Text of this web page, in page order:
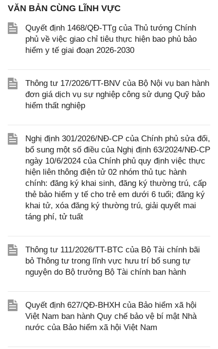
VĂN BẢN CÙNG LĨNH VỰC
Quyết định 1468/QĐ-TTg của Thủ tướng Chính
phủ về việc giao chỉ tiêu thực hiện bao phủ bảo
hiểm y tế giai đoạn 2026-2030
Thông tư 17/2026/TT-BNV của Bộ Nội vụ ban hành
đơn giá dịch vụ sự nghiệp công sử dụng Quỹ bảo
hiểm thất nghiệp
Nghị định 301/2026/NĐ-CP của Chính phủ sửa đổi,
bổ sung một số điều của Nghị định 63/2024/NĐ-CP
ngày 10/6/2024 của Chính phủ quy định việc thực
hiện liên thông điện tử 02 nhóm thủ tục hành
chính: đăng ký khai sinh, đăng ký thường trú, cấp
thẻ bảo hiểm y tế cho trẻ em dưới 6 tuổi; đăng ký
khai tử, xóa đăng ký thường trú, giải quyết mai
táng phí, tử tuất
Thông tư 111/2026/TT-BTC của Bộ Tài chính bãi
bỏ Thông tư trong lĩnh vực hưu trí bổ sung tự
nguyện do Bộ trưởng Bộ Tài chính ban hành
Quyết định 627/QĐ-BHXH của Bảo hiểm xã hội
Việt Nam ban hành Quy chế bảo vệ bí mật Nhà
nước của Bảo hiểm xã hội Việt Nam